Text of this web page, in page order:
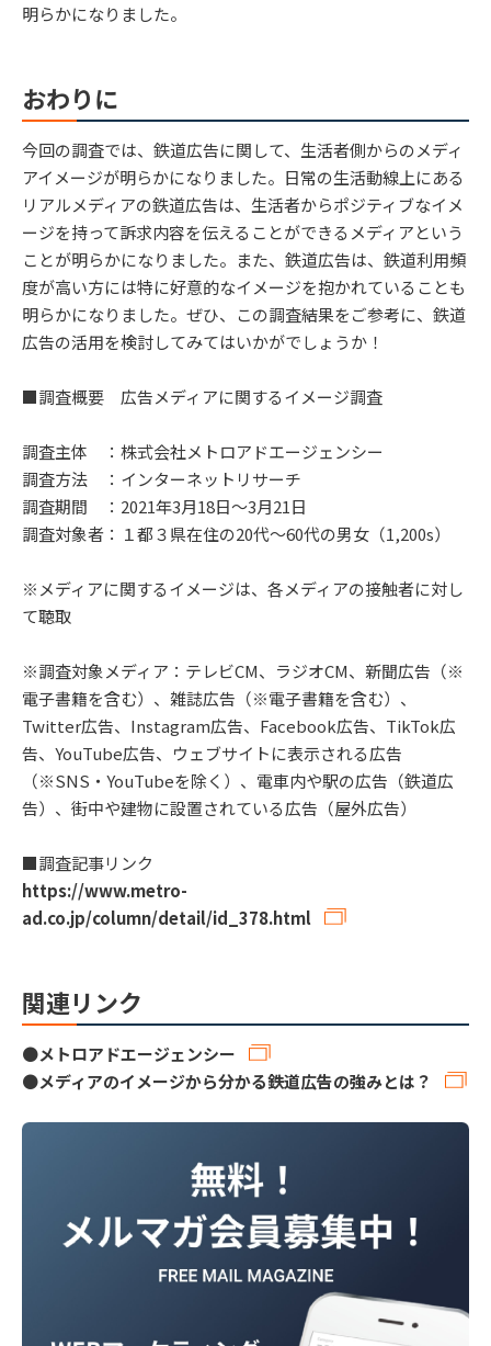
明らかになりました。
おわりに
今回の調査では、鉄道広告に関して、生活者側からのメディ
アイメージが明らかになりました。日常の生活動線上にある
リアルメディアの鉄道広告は、生活者からポジティブなイメ
ージを持って訴求内容を伝えることができるメディアという
ことが明らかになりました。また、鉄道広告は、鉄道利用頻
度が高い方には特に好意的なイメージを抱かれていることも
明らかになりました。ぜひ、この調査結果をご参考に、鉄道
広告の活用を検討してみてはいかがでしょうか！
■調査概要 広告メディアに関するイメージ調査
調査主体 ：株式会社メトロアドエージェンシー
調査方法 ：インターネットリサーチ
調査期間 ：2021年3月18日～3月21日
調査対象者：１都３県在住の20代～60代の男女（1,200s）
※メディアに関するイメージは、各メディアの接触者に対し
て聴取
※調査対象メディア：テレビCM、ラジオCM、新聞広告（※
電子書籍を含む）、雑誌広告（※電子書籍を含む）、
Twitter広告、Instagram広告、Facebook広告、TikTok広
告、YouTube広告、ウェブサイトに表示される広告
（※SNS・YouTubeを除く）、電車内や駅の広告（鉄道広
告）、街中や建物に設置されている広告（屋外広告）
■調査記事リンク
https://www.metro-
ad.co.jp/column/detail/id_378.html
関連リンク
●メトロアドエージェンシー
●メディアのイメージから分かる鉄道広告の強みとは？